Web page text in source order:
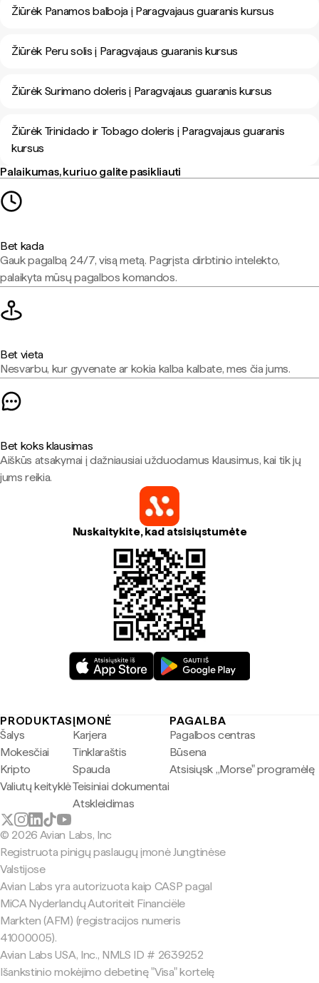
Žiūrėk Panamos balboja į Paragvajaus guaranis kursus
Žiūrėk Peru solis į Paragvajaus guaranis kursus
Žiūrėk Surimano doleris į Paragvajaus guaranis kursus
Žiūrėk Trinidado ir Tobago doleris į Paragvajaus guaranis
kursus
Palaikumas, kuriuo galite pasikliauti
Bet kada
Gauk pagalbą 24/7, visą metą. Pagrįsta dirbtinio intelekto,
palaikyta mūsų pagalbos komandos.
Bet vieta
Nesvarbu, kur gyvenate ar kokia kalba kalbate, mes čia jums.
Bet koks klausimas
Aiškūs atsakymai į dažniausiai užduodamus klausimus, kai tik jų
jums reikia.
Nuskaitykite, kad atsisiųstumėte
PRODUKTAS
Šalys
Mokesčiai
Kripto
Valiutų keityklė
ĮMONĖ
Karjera
Tinklaraštis
Spauda
Teisiniai dokumentai
Atskleidimas
PAGALBA
Pagalbos centras
Būsena
Atsisiųsk „Morse" programėlę
© 2026 Avian Labs, Inc
Registruota pinigų paslaugų įmonė Jungtinėse
Valstijose
Avian Labs yra autorizuota kaip CASP pagal
MiCA Nyderlandų Autoriteit Financiële
Markten (AFM) (registracijos numeris
41000005).
Avian Labs USA, Inc., NMLS ID # 2639252
Išankstinio mokėjimo debetinę "Visa" kortelę